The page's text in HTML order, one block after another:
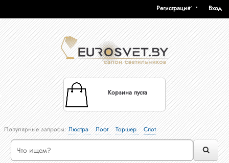
Вход
Регистрация
Корзина пуста
Популярные запросы:Люстра Лофт Торшер Спот